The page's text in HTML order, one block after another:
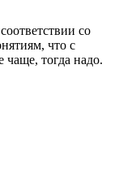
со
что с
чаще, тогда надо.